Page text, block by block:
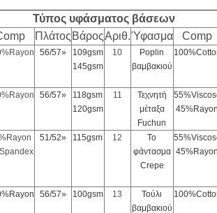
Τύπος υφάσματος βάσεων
Πλάτος ΒάροςΑριθ.Ύφασμα Comp
56/57»
109gsm
145gsm
10
Poplin
βαμβακιού
56/57»
118gsm
120gsm
11
Τεχνητή
μέταξα
Fuchun
51/52» 115gsm 12
Το
φάντασμα
Crepe
56/57» 100gsm 13
Τούλι
βαμβακιού